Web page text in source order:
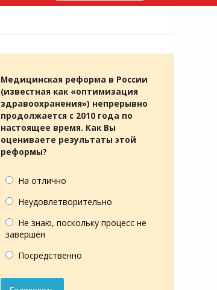
Медицинская реформа в России
(известная как «оптимизация
здравоохранения») непрерывно
продолжается с 2010 года по
настоящее время. Как Вы
оцениваете результаты этой
реформы?
На отлично
Неудовлетворительно
Не знаю, поскольку процесс не
завершён
Посредственно